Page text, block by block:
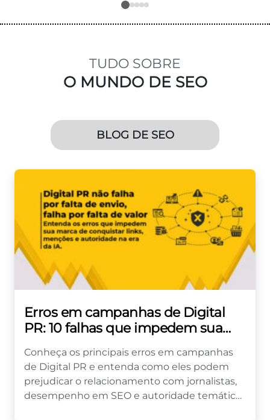
TUDO SOBRE
O MUNDO DE SEO
BLOG DE SEO
Erros em campanhas de Digital
PR: 10 falhas que impedem sua
menções
Conheça os principais erros em campanhas
de Digital PR e entenda como eles podem
prejudicar o relacionamento com jornalistas,
desempenho em SEO e autoridade temática